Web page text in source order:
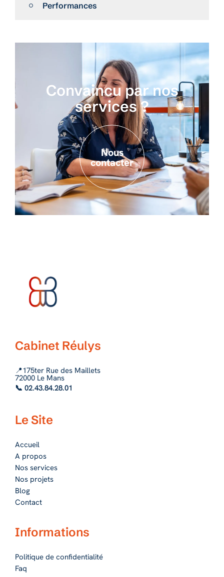
Performances
Convaincu par nos
services ?
Nous
contacter
Cabinet Réulys
📍175ter Rue des Maillets
72000 Le Mans
📞 02.43.84.28.01
Le Site
Accueil
A propos
Nos services
Nos projets
Blog
Contact
Informations
Politique de confidentialité
Faq